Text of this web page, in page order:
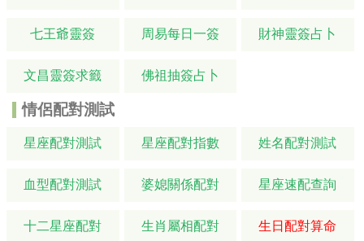
七王爺靈簽 周易每日一簽 財神靈簽占卜
文昌靈簽求籤 佛祖抽簽占卜
情侶配對測試
星座配對測試 星座配對指數 姓名配對測試
血型配對測試 婆媳關係配對 星座速配查詢
十二星座配對 生肖屬相配對 生日配對算命